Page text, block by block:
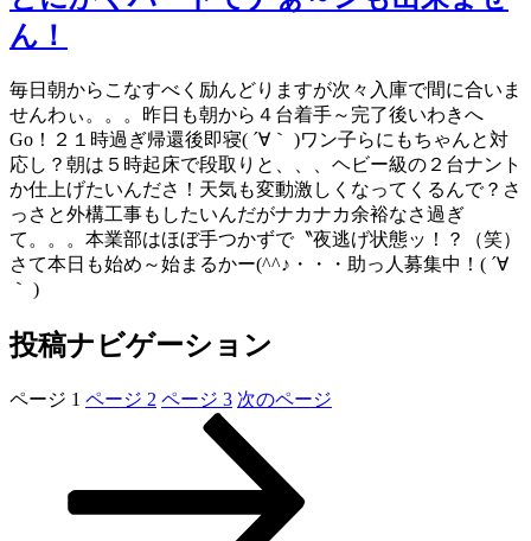
ん！
毎日朝からこなすべく励んどりますが次々入庫で間に合いま
せんわぃ。。。昨日も朝から４台着手～完了後いわきへ
Go！２１時過ぎ帰還後即寝( ´∀｀ )ワン子らにもちゃんと対
応し？朝は５時起床で段取りと、、、ヘビー級の２台ナント
か仕上げたいんださ！天気も変動激しくなってくるんで？さ
っさと外構工事もしたいんだがナカナカ余裕なさ過ぎ
て。。。本業部はほぼ手つかずで〝夜逃げ状態ッ！？（笑）
さて本日も始め～始まるかー(^^♪・・・助っ人募集中！( ´∀
｀ )
投稿ナビゲーション
ページ 1 ページ 2 ページ 3 次のページ